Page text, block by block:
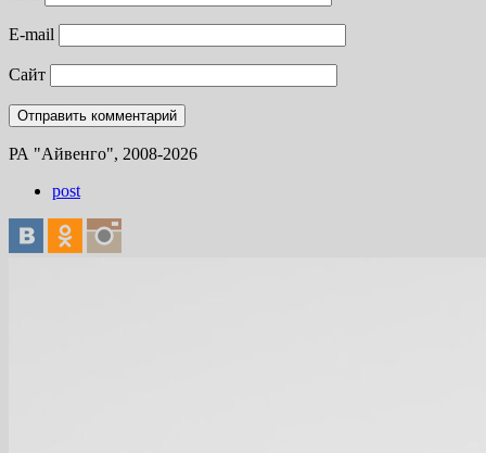
E-mail
Сайт
РА "Айвенго", 2008-2026
post